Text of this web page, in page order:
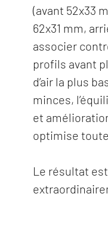
(avant 52x33
62x31 mm,
associer
profils avant
d’air la plus
minces,
et
optimise
Le résultat